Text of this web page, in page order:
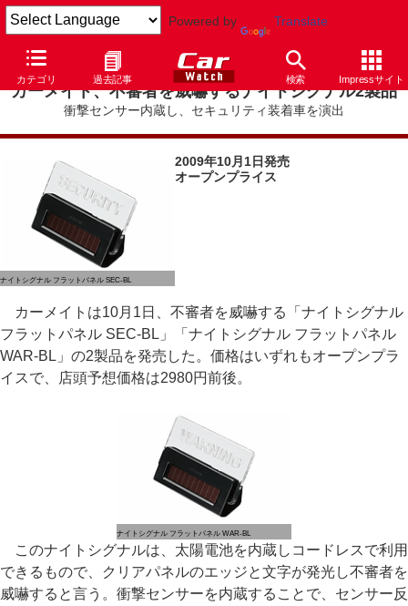
Powered by Translate
カテゴリ 過去記事 検索 Impressサイト
カーメイト、不審者を威嚇するナイトシグナル2製品
衝撃センサー内蔵し、セキュリティ装着車を演出
ナイトシグナル フラットパネル SEC-BL
2009年10月1日発売
オープンプライス
カーメイトは10月1日、不審者を威嚇する「ナイトシグナル
フラットパネル SEC-BL」「ナイトシグナル フラットパネル
WAR-BL」の2製品を発売した。価格はいずれもオープンプラ
イスで、店頭予想価格は2980円前後。
ナイトシグナル フラットパネル WAR-BL
このナイトシグナルは、太陽電池を内蔵しコードレスで利用
できるもので、クリアパネルのエッジと文字が発光し不審者を
威嚇すると言う。衝撃センサーを内蔵することで、センサー反